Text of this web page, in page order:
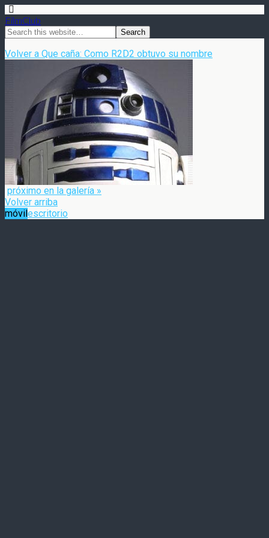
FilmClub
Volver a Que caña: Como R2D2 obtuvo su nombre
próximo en la galería »
Volver arriba
móvilescritorio